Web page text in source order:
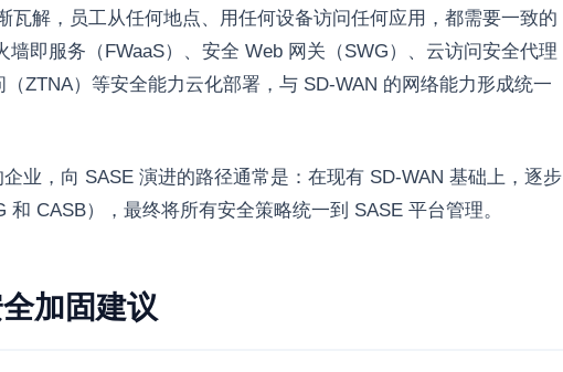
瓦解，员工从任何地点、用任何设备访问任何应用，都需要一致的
墙即服务（FWaaS）、安全 Web 网关（SWG）、云访问安全代理
（ZTNA）等安全能力云化部署，与 SD-WAN 的网络能力形成统一
业，向 SASE 演进的路径通常是：在现有 SD-WAN 基础上，逐步
CASB），最终将所有安全策略统一到 SASE 平台管理。
加固建议